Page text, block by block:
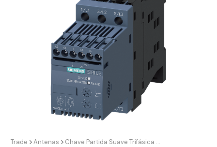
Trade Antenas Chave Partida Suave Trifásica Motores 110230Vca/Vcc 6,5A Siemens 3RW30141BB14